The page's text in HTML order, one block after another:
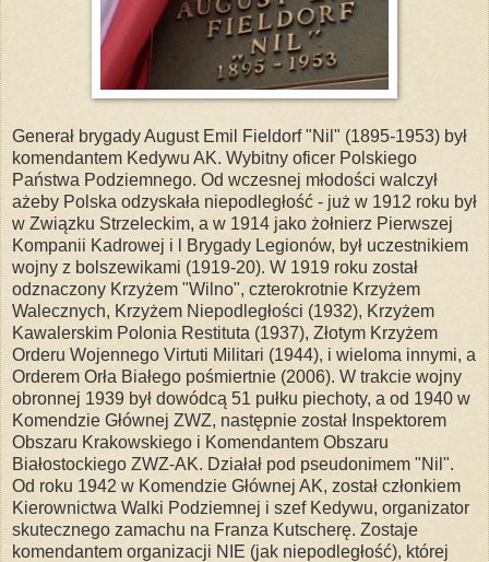
Generał brygady August Emil Fieldorf "Nil" (1895-1953) był
komendantem Kedywu AK. Wybitny oficer Polskiego
Państwa Podziemnego. Od wczesnej młodości walczył
ażeby Polska odzyskała niepodległość - już w 1912 roku był
w Związku Strzeleckim, a w 1914 jako żołnierz Pierwszej
Kompanii Kadrowej i l Brygady Legionów, był uczestnikiem
wojny z bolszewikami (1919-20). W 1919 roku został
odznaczony Krzyżem "Wilno", czterokrotnie Krzyżem
Walecznych, Krzyżem Niepodległości (1932), Krzyżem
Kawalerskim Polonia Restituta (1937), Złotym Krzyżem
Orderu Wojennego Virtuti Militari (1944), i wieloma innymi, a
Orderem Orła Białego pośmiertnie (2006). W trakcie wojny
obronnej 1939 był dowódcą 51 pułku piechoty, a od 1940 w
Komendzie Głównej ZWZ, następnie został Inspektorem
Obszaru Krakowskiego i Komendantem Obszaru
Białostockiego ZWZ-AK. Działał pod pseudonimem "Nil".
Od roku 1942 w Komendzie Głównej AK, został członkiem
Kierownictwa Walki Podziemnej i szef Kedywu, organizator
skutecznego zamachu na Franza Kutscherę. Zostaje
komendantem organizacji NIE (jak niepodległość), której